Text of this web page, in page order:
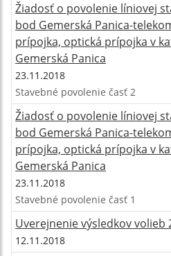
Žiadosť o povolenie líniovej
bod Gemerská Panica-
prípojka, optická prípojka v
Gemerská Panica
23.11.2018
Stavebné povolenie časť 2
Žiadosť o povolenie líniovej
bod Gemerská Panica-
prípojka, optická prípojka v
Gemerská Panica
23.11.2018
Stavebné povolenie časť 1
Uverejnenie výsledkov volieb
12.11.2018